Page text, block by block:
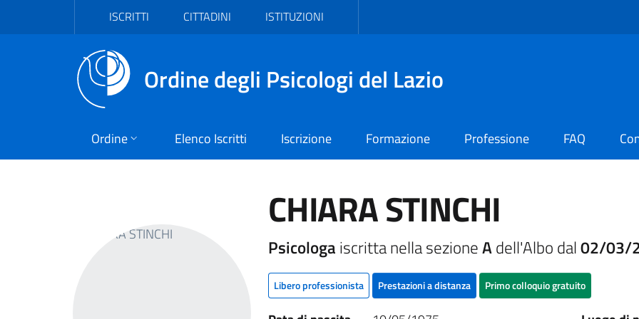
Vai al contenuto principale
ISCRITTI CITTADINI ISTITUZIONI
Ordine degli Psicologi del Lazio
Ordine Elenco Iscritti Iscrizione Formazione Professione FAQ
CHIARA STINCHI
Psicologa iscritta nella sezioneAdell'Albo dal02/03/
Libero professionista Prestazioni a distanza Primo colloquio gratuito